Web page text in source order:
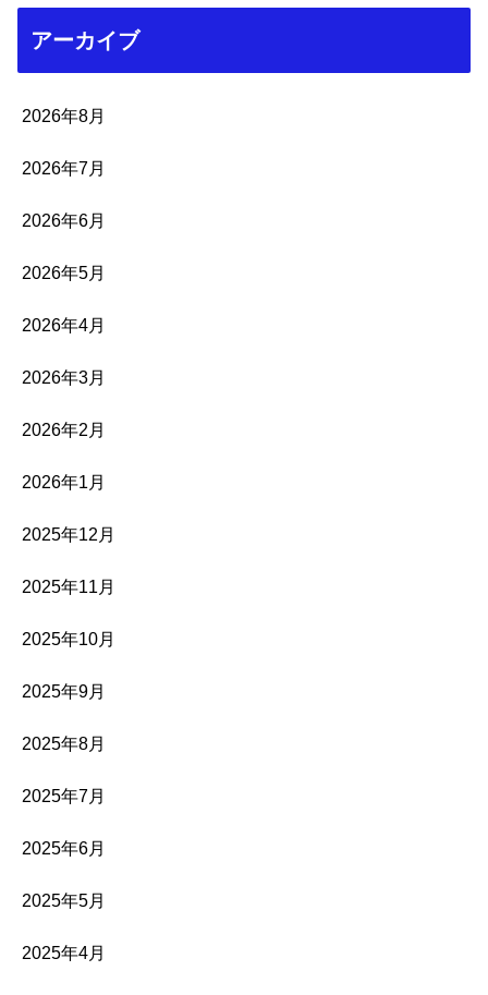
アーカイブ
2026年8月
2026年7月
2026年6月
2026年5月
2026年4月
2026年3月
2026年2月
2026年1月
2025年12月
2025年11月
2025年10月
2025年9月
2025年8月
2025年7月
2025年6月
2025年5月
2025年4月